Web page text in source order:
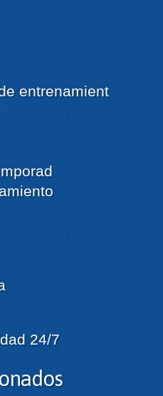
entrenamient
24/7